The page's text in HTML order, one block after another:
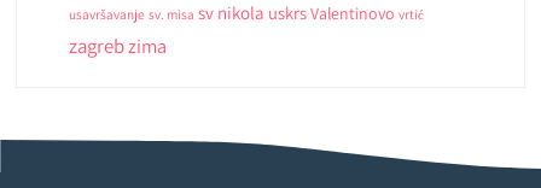
usavršavanje sv. misa sv nikola uskrsValentinovo vrtić
zagrebzima